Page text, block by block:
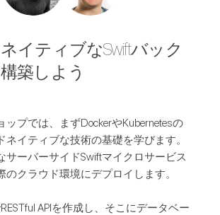
イティブなSwiftバック
築しよう
ップでは、まずDockerやKubernetesの
ネイティブな技術の基礎を学びます。
サーバーサイドSwiftマイクロサービス
のクラウド環境にデプロイします。
APIを作成し、そこにデータベー